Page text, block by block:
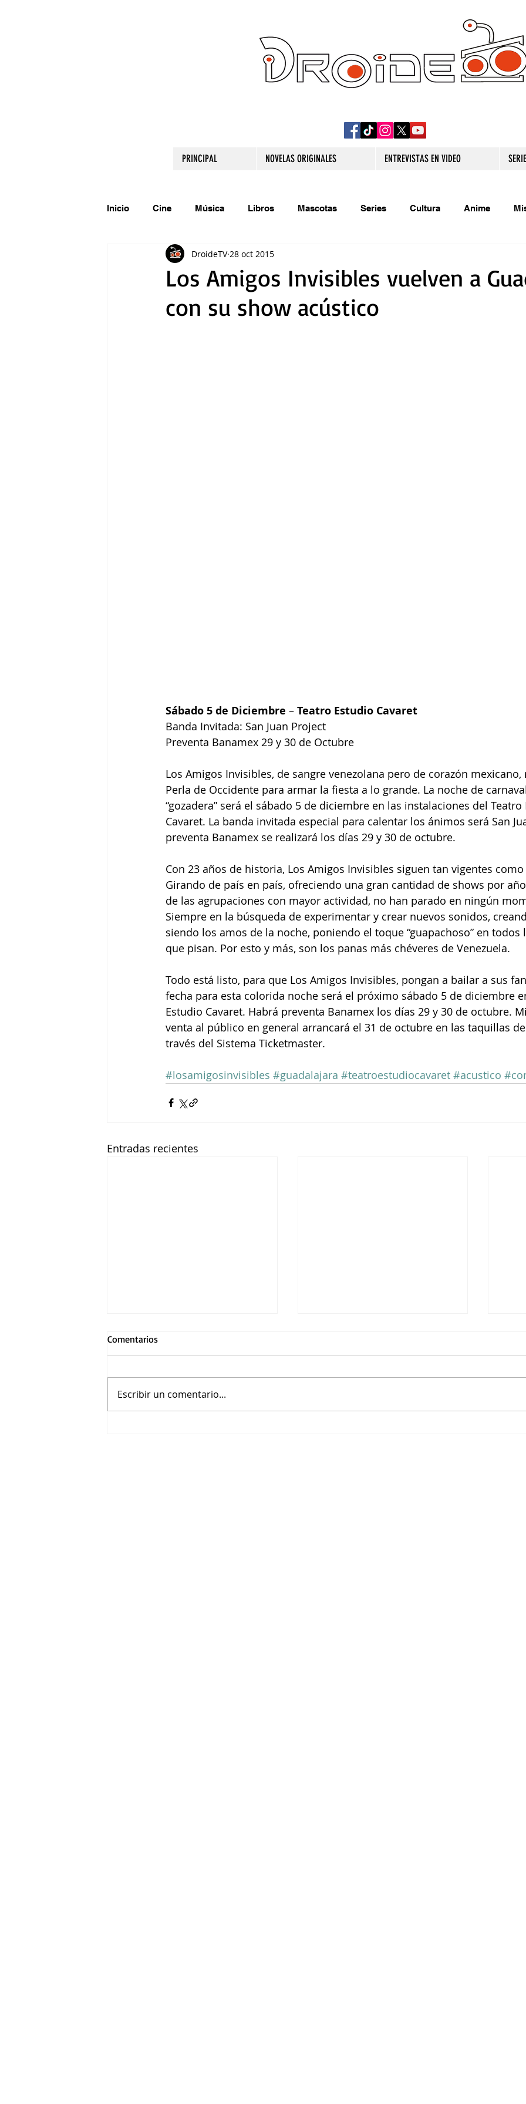
PRINCIPAL NOVELAS ORIGINALES ENTREVISTAS EN VIDEO
Inicio Cine Música Libros Mascotas Series Cultura Anime
Comparte tu talento Relatos originales
Gastronomía Tecnología
Los Amigos Invisibles vuelven a
con su show acústico
DroideTV 28 oct 2015
Sábado 5 de Diciembre – Teatro Estudio Cavaret
Banda Invitada: San Juan Project
Preventa Banamex 29 y 30 de Octubre
Los Amigos Invisibles, de sangre venezolana pero de corazón mexicano,
Perla de Occidente para armar la fiesta a lo grande. La noche de
“gozadera” será el sábado 5 de diciembre en las instalaciones del Teatro
Cavaret. La banda invitada especial para calentar los ánimos será San
preventa Banamex se realizará los días 29 y 30 de octubre.
Con 23 años de historia, Los Amigos Invisibles siguen tan vigentes
Girando de país en país, ofreciendo una gran cantidad de shows por
de las agrupaciones con mayor actividad, no han parado en ningún
Siempre en la búsqueda de experimentar y crear nuevos sonidos,
siendo los amos de la noche, poniendo el toque “guapachoso” en todos
que pisan. Por esto y más, son los panas más chéveres de Venezuela.
Todo está listo, para que Los Amigos Invisibles, pongan a bailar a sus
fecha para esta colorida noche será el próximo sábado 5 de diciembre
Estudio Cavaret. Habrá preventa Banamex los días 29 y 30 de octubre.
venta al público en general arrancará el 31 de octubre en las taquillas
través del Sistema Ticketmaster.
#losamigosinvisibles #guadalajara #teatroestudiocavaret #acustico
Entradas recientes
Comentarios
Escribir un comentario...